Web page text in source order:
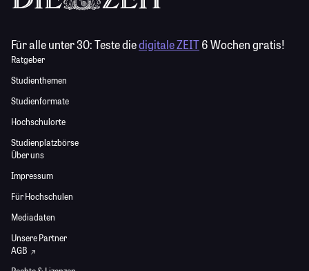
Für alle unter 30:Teste diedigitale ZEIT6 Wochen gratis!
Ratgeber
Studienthemen
Studienformate
Hochschulorte
Studienplatzbörse
Über uns
Impressum
Für Hochschulen
Mediadaten
Unsere Partner
AGB